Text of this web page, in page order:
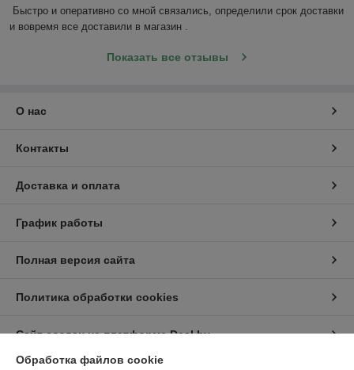
Быстро и оперативно со мной связались, определили срок доставки
и вовремя все доставили в магазин .
Показать все отзывы
О нас
Контакты
Доставка и оплата
График работы
Полная версия сайта
Политика обработки cookies
Сайт создан на платформе Deal.by
Обработка файлов cookie